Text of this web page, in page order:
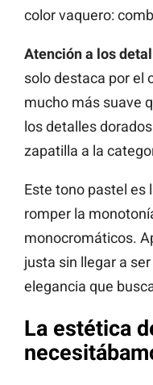
color vaquero:
Atención a los
solo destaca por el
mucho más suave
los detalles
zapatilla a la
Este tono pastel es
romper la
monocromáticos.
justa sin llegar a
elegancia que
La estética